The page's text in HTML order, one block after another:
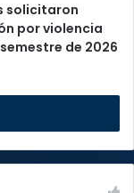
solicitaron
por violencia
de 2026